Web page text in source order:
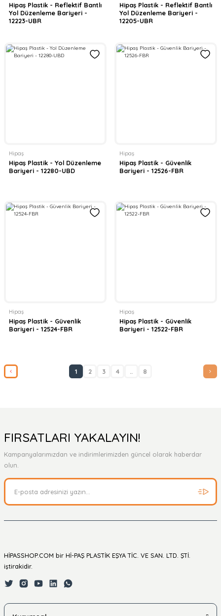
Hipaş Plastik - Reflektif Bantlı
Yol Düzenleme Bariyeri -
12223-UBR
Hipaş Plastik - Reflektif Bantlı
Yol Düzenleme Bariyeri -
12205-UBR
Hipaş
Hipaş Plastik - Yol Düzenleme
Bariyeri - 12280-UBD
Hipaş
Hipaş Plastik - Güvenlik
Bariyeri - 12526-FBR
Hipaş
Hipaş Plastik - Güvenlik
Bariyeri - 12524-FBR
Hipaş
Hipaş Plastik - Güvenlik
Bariyeri - 12522-FBR
1 2 3 4 .. 8
FIRSATLARI YAKALAYIN!
Kampanyalarımızdan ve indirimlerimizden güncel olarak haberdar
olun.
HİPASSHOP.COM bir Hİ-PAŞ PLASTİK EŞYA TİC. VE SAN. LTD. ŞTİ.
iştirakidir.